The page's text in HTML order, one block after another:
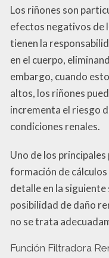
Los riñones son
efectos negativos de
tienen la
en el cuerpo,
embargo, cuando
altos, los riñones
incrementa el riesgo
condiciones renales.
Uno de los
formación de
detalle en la siguiente
posibilidad de daño
no se trata
Función Filtradora